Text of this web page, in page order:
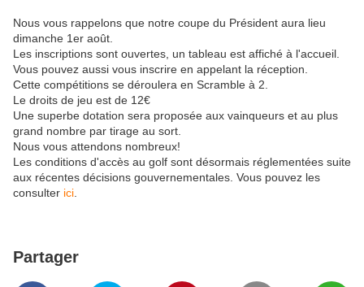
Nous vous rappelons que notre coupe du Président aura lieu
dimanche 1er août.
Les inscriptions sont ouvertes, un tableau est affiché à l'accueil.
Vous pouvez aussi vous inscrire en appelant la réception.
Cette compétitions se déroulera en Scramble à 2.
Le droits de jeu est de 12€
Une superbe dotation sera proposée aux vainqueurs et au plus
grand nombre par tirage au sort.
Nous vous attendons nombreux!
Les conditions d'accès au golf sont désormais réglementées suite
aux récentes décisions gouvernementales. Vous pouvez les
consulter ici
Partager